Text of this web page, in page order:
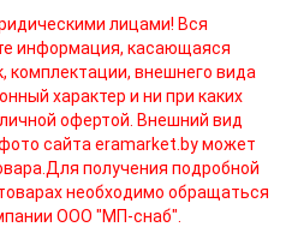
лицами! Вся
информация, касающаяся
комплектации, внешнего вида
характер и ни при каких
офертой. Внешний вид
сайта eramarket.by может
получения подробной
необходимо обращаться
ООО "МП-снаб".